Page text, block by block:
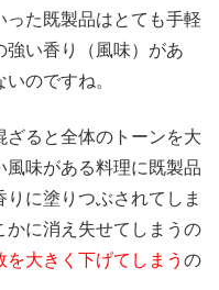
った既製品はとても手軽
強い香り（風味）があ
のですね。
ると全体のトーンを大
風味がある料理に既製品
に塗りつぶされてしま
かに消え失せてしまうの
大きく下げてしまう の